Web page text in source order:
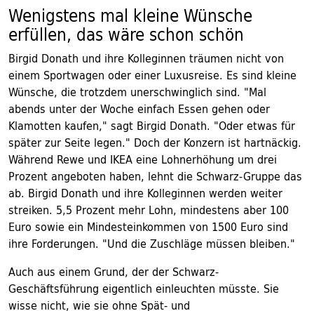
Wenigstens mal kleine Wünsche
erfüllen, das wäre schon schön
Birgid Donath und ihre Kolleginnen träumen nicht von
einem Sportwagen oder einer Luxusreise. Es sind kleine
Wünsche, die trotzdem unerschwinglich sind. "Mal
abends unter der Woche einfach Essen gehen oder
Klamotten kaufen," sagt Birgid Donath. "Oder etwas für
später zur Seite legen." Doch der Konzern ist hartnäckig.
Während Rewe und IKEA eine Lohnerhöhung um drei
Prozent angeboten haben, lehnt die Schwarz-Gruppe das
ab. Birgid Donath und ihre Kolleginnen werden weiter
streiken. 5,5 Prozent mehr Lohn, mindestens aber 100
Euro sowie ein Mindesteinkommen von 1500 Euro sind
ihre Forderungen. "Und die Zuschläge müssen bleiben."
Auch aus einem Grund, der der Schwarz-
Geschäftsführung eigentlich einleuchten müsste. Sie
wisse nicht, wie sie ohne Spät- und